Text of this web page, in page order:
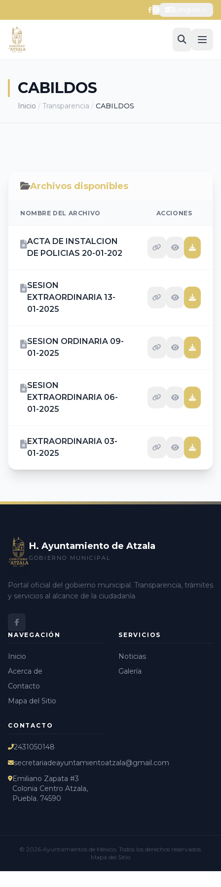
CABILDOS
Inicio / Transparencia / CABILDOS
Archivos disponibles
NOMBRE DEL ARCHIVO ACCIONES
ACTA DE INSTALCION
DE POLICIAS 20-01-202
SESION
EXTRAORDINARIA 13-
01-2025
SESION ORDINARIA 09-
01-2025
SESION
EXTRAORDINARIA 06-
01-2025
EXTRAORDINARIA 03-
01-2025
H. Ayuntamiento de Atzala
GOBIERNO MUNICIPAL
Portal oficial del gobierno municipal. Transparencia, trámites
y servicios al alcance de la ciudadanía.
NAVEGACIÓN
Inicio
Acerca de
Contacto
Mapa del Sitio
SERVICIOS
Noticias
Galería
CONTACTO
2431050148
secretariadeayuntamientoatzala@gmail.com
Emiliano Zapata #3
Colonia Centro Atzala,
Puebla. 74590
© 2026 Ayuntamientos de México. Todos los derechos reservados.
Mapa del Sitio